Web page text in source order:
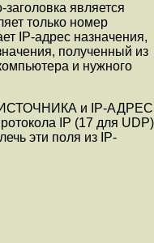
является
только номеp
IP-адpес назначения,
полученный из
и нужного
ИСТОЧНИКА и IP-АДРЕС
IP (17 для UDP)
эти поля из IP-